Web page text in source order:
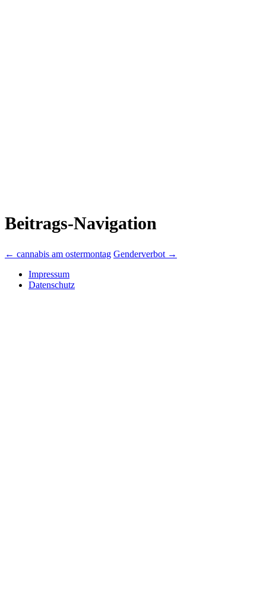
Beitrags-Navigation
← cannabis am ostermontag Genderverbot →
Impressum
Datenschutz